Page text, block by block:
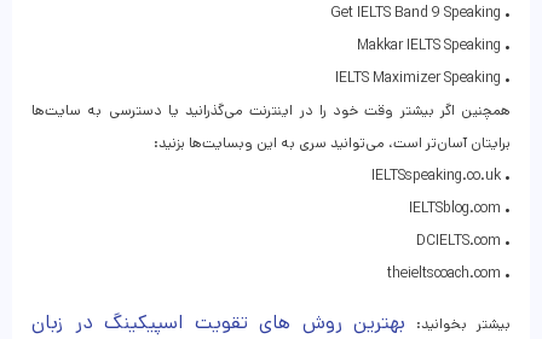
• Get IELTS Band 9 Speaking
• Makkar IELTS Speaking
• IELTS Maximizer Speaking
همچنین اگر بیشتر وقت خود را در اینترنت می‌گذرانید یا دسترسی به سایت‌ها
برایتان آسان‌تر است، می‌توانید سری به این وبسایت‌ها بزنید:
• IELTSspeaking.co.uk
• IELTSblog.com
• DCIELTS.com
• theieltscoach.com
بیشتر بخوانید:
بهترین روش های تقویت اسپیکینگ در زبان